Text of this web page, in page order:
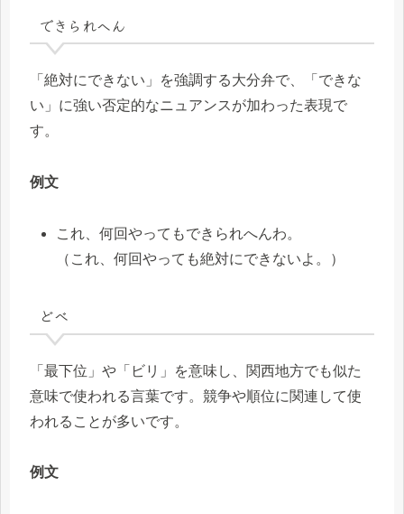
できられへん
「絶対にできない」を強調する大分弁で、「できな
い」に強い否定的なニュアンスが加わった表現で
す。
例文
これ、何回やってもできられへんわ。
（これ、何回やっても絶対にできないよ。）
どべ
「最下位」や「ビリ」を意味し、関西地方でも似た
意味で使われる言葉です。競争や順位に関連して使
われることが多いです。
例文